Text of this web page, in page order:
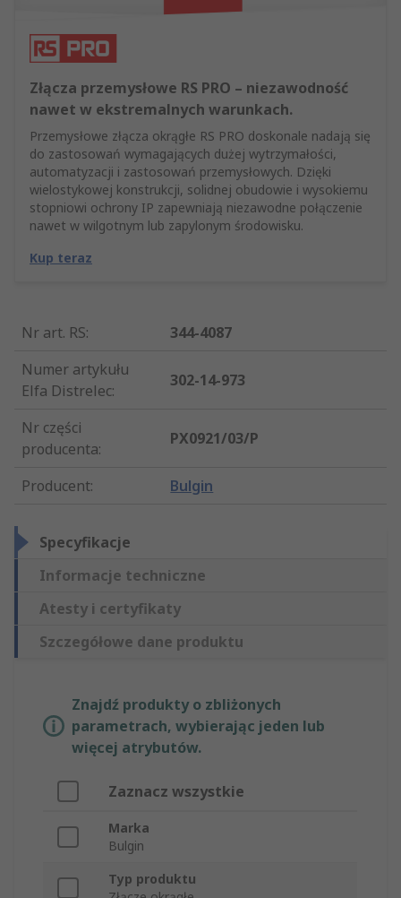
Złącza przemysłowe RS PRO – niezawodność
nawet w ekstremalnych warunkach.
Przemysłowe złącza okrągłe RS PRO doskonale nadają się
do zastosowań wymagających dużej wytrzymałości,
automatyzacji i zastosowań przemysłowych. Dzięki
wielostykowej konstrukcji, solidnej obudowie i wysokiemu
stopniowi ochrony IP zapewniają niezawodne połączenie
nawet w wilgotnym lub zapylonym środowisku.
Kup teraz
Nr art. RS:
344-4087
Numer artykułu
Elfa Distrelec:
302-14-973
Nr części
producenta:
PX0921/03/P
Producent: Bulgin
Specyfikacje
Informacje techniczne
Atesty i certyfikaty
Szczegółowe dane produktu
Znajdź produkty o zbliżonych
parametrach, wybierając jeden lub
więcej atrybutów.
Zaznacz wszystkie
Marka
Bulgin
Typ produktu